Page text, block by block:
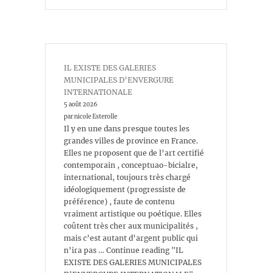
IL EXISTE DES GALERIES
MUNICIPALES D’ENVERGURE
INTERNATIONALE
5 août 2026
par nicole Esterolle
Il y en une dans presque toutes les
grandes villes de province en France.
Elles ne proposent que de l’art certifié
contemporain , conceptuao-bicialre,
international, toujours très chargé
idéologiquement (progressiste de
préférence) , faute de contenu
vraiment artistique ou poétique. Elles
coûtent très cher aux municipalités ,
mais c’est autant d’argent public qui
n’ira pas … Continue reading "IL
EXISTE DES GALERIES MUNICIPALES